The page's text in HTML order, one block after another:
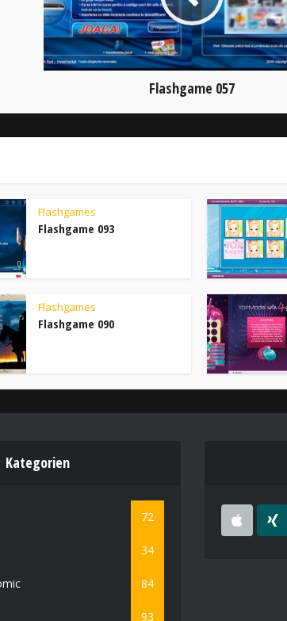
Flashgame 057
Flashgames
Flashgame 093
Flashgames
Flashgame 090
Kategorien
72
34
84
93